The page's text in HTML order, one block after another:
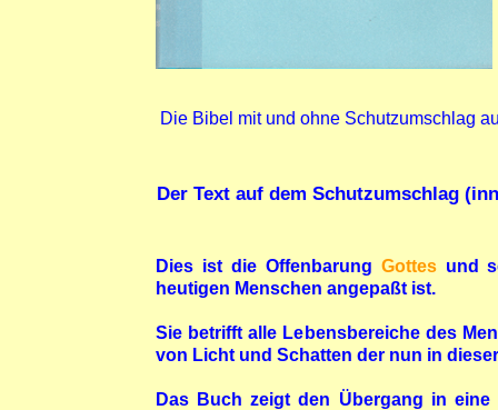
Die Bibel mit und ohne Schutzumschlag
Der Text auf dem Schutzumschlag
Dies ist die Offenbarung Gottesund
heutigen Menschen angepaßt ist.
Sie betrifft alle Lebensbereiche des
von Licht und Schatten der nun in
Das Buch zeigt den Übergang in